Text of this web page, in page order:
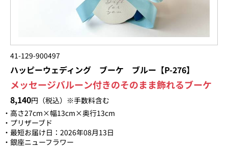
41-129-900497
ハッピーウェディング ブーケ ブルー【P-276】
メッセージバルーン付きのそのまま飾れるブーケ
8,140円（税込）※手数料含む
高さ27cm×幅13cm×奥行13cm
プリザーブド
最短お届け日：2026年08月13日
銀座ニューフラワー